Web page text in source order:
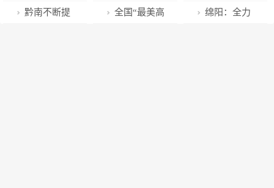
实现“大突破” ——这场义诊
边——市北区 期家长会 浇灌
子将木棉花玩 共圆梦想】助 客入鄂协议 湖
黔南不断提 全国“最美高 绵阳：全力